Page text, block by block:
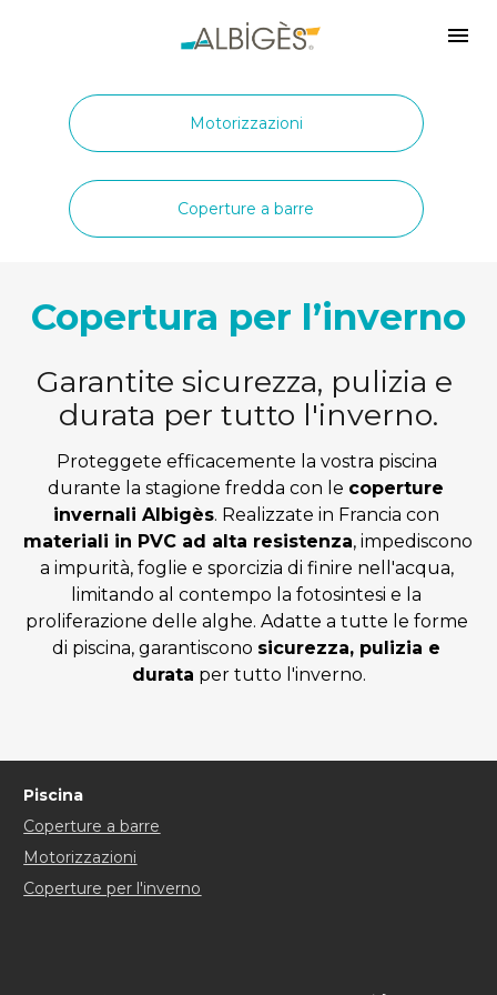
Motorizzazioni
Coperture a barre
Copertura per l’inverno
Garantite sicurezza, pulizia e
durata per tutto l'inverno.
Proteggete efficacemente la vostra piscina
durante la stagione fredda con le coperture
invernali Albigès
materiali in PVC ad alta resistenza, impediscono
a impurità, foglie e sporcizia di finire nell'acqua,
limitando al contempo la fotosintesi e la
proliferazione delle alghe. Adatte a tutte le forme
di piscina, garantiscono sicurezza, pulizia e
durata per tutto l'inverno.
Piscina
Coperture a barre
Motorizzazioni
Coperture per l'inverno